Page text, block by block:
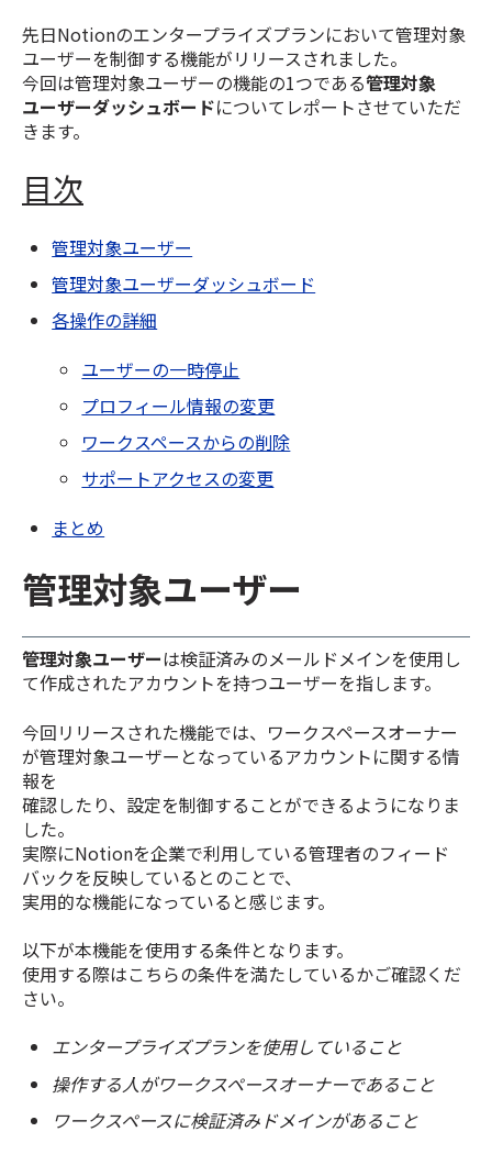
先日Notionのエンタープライズプランにおいて管理対象
ユーザーを制御する機能がリリースされました。
今回は管理対象ユーザーの機能の1つである管理対象
ユーザーダッシュボードについてレポートさせていただ
きます。
目次
管理対象ユーザー
管理対象ユーザーダッシュボード
各操作の詳細
ユーザーの一時停止
プロフィール情報の変更
ワークスペースからの削除
サポートアクセスの変更
まとめ
管理対象ユーザー
管理対象ユーザーは検証済みのメールドメインを使用し
て作成されたアカウントを持つユーザーを指します。
今回リリースされた機能では、 ワークスペースオーナー
が管理対象ユーザーとなっているアカウントに関する情
報を
確認したり、設定を制御することができるようになりま
した。
実際にNotionを企業で利用している管理者のフィード
バックを反映しているとのことで、
実用的な機能になっていると感じます。
以下が本機能を使用する条件となります。
使用する際はこちらの条件を満たしているかご確認くだ
さい。
エンタープライズプランを使用していること
操作する人がワークスペースオーナーであること
ワークスペースに検証済みドメインがあること